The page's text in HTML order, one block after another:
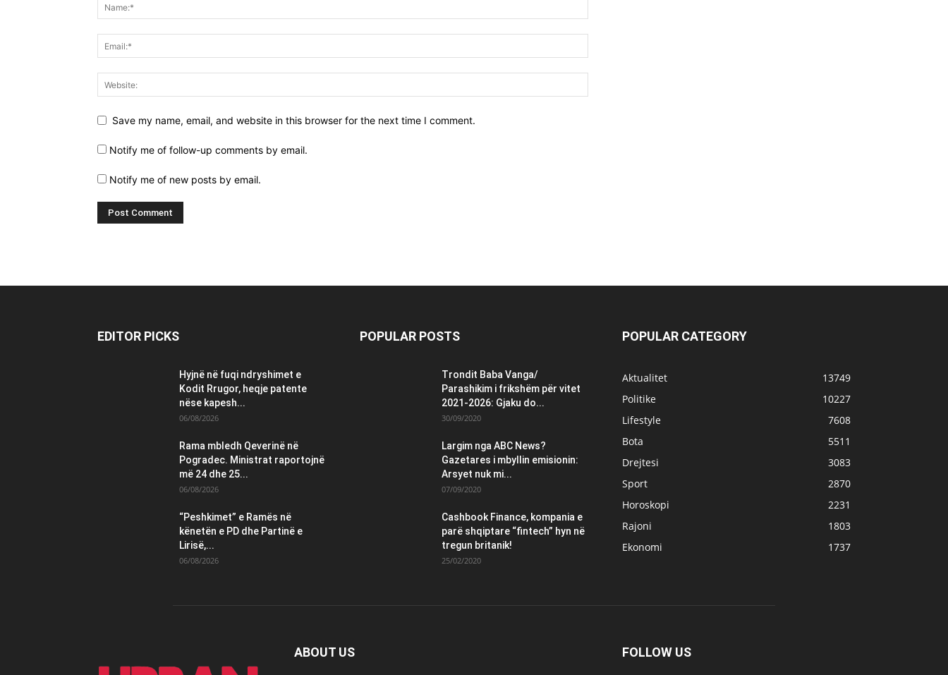
Save my name, email, and website in this browser for the next time I comment.
Notify me of follow-up comments by email.
Notify me of new posts by email.
EDITOR PICKS
Hyjnë në fuqi ndryshimet e
Kodit Rrugor, heqje patente
nëse kapesh...
06/08/2026
Rama mbledh Qeverinë në
Pogradec. Ministrat raportojnë
më 24 dhe 25...
06/08/2026
“Peshkimet” e Ramës në
kënetën e PD dhe Partinë e
Lirisë,...
06/08/2026
POPULAR POSTS
Trondit Baba Vanga/
Parashikim i frikshëm për vitet
2021-2026: Gjaku do...
30/09/2020
Largim nga ABC News?
Gazetares i mbyllin emisionin:
Arsyet nuk mi...
07/09/2020
Cashbook Finance, kompania e
parë shqiptare “fintech” hyn në
tregun britanik!
25/02/2020
POPULAR CATEGORY
Aktualitet
13749
Politike
10227
Lifestyle
7608
Bota
5511
Drejtesi
3083
Sport
2870
Horoskopi
2231
Rajoni
1803
Ekonomi
1737
ABOUT US FOLLOW US